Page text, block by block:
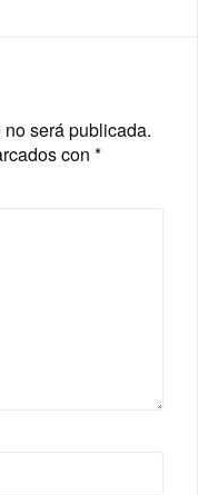
será publicada.
con *